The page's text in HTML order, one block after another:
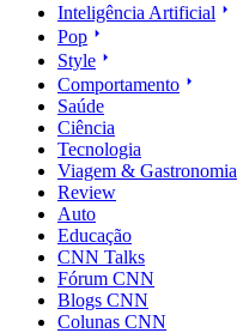
Inteligência Artificial
Pop
Style
Comportamento
Saúde
Ciência
Tecnologia
Viagem & Gastronomia
Review
Auto
Educação
CNN Talks
Fórum CNN
Blogs CNN
Colunas CNN